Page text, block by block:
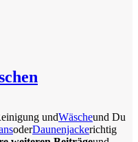
undWäscheund Du
oderDaunenjackerichtig